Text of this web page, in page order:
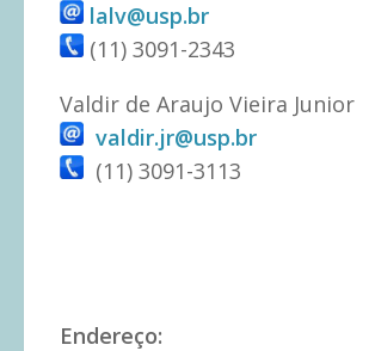
lalv@usp.br
(11) 3091-2343
Valdir de Araujo Vieira Junior
valdir.jr@usp.br
(11) 3091-3113
Endereço: